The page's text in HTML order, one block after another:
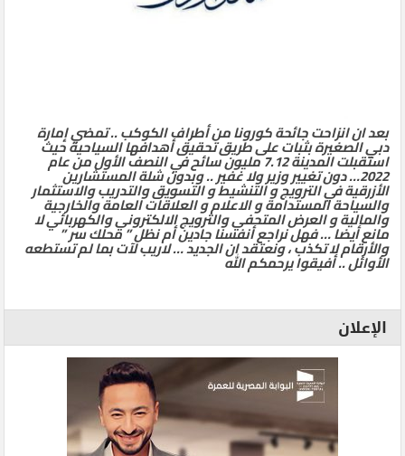
بعد ان انزاحت جائحة كورونا من أطراف الكوكب .. تمضي إمارة
دبي الصغيرة بثبات على طريق تحقيق أهدافها السياحية حيث
استقبلت المدينة 7.12 مليون سائح في النصف الأول من عام
2022… دون تغيير وزير ولا غفير .. وبدون شلة المستشارين
الأزرقية في الترويج و التنشيط و التسويق والتدريب والاستثمار
والسياحة المستدامة و الاعلام و العلاقات العامة والخارجية
والمالية و العرض المتحفي والترويج الالكتروني والكهربائي لا
مانع أيضا … فهل نراجع أنفسنا جادين أم نظل ” محلك سر ”
والأرقام لا تكذب ، ونعتقد ان الجديد … لاريب لآت بما لم تستطعه
الأوائل .. أفيقوا يرحمكم الله
الإعلان